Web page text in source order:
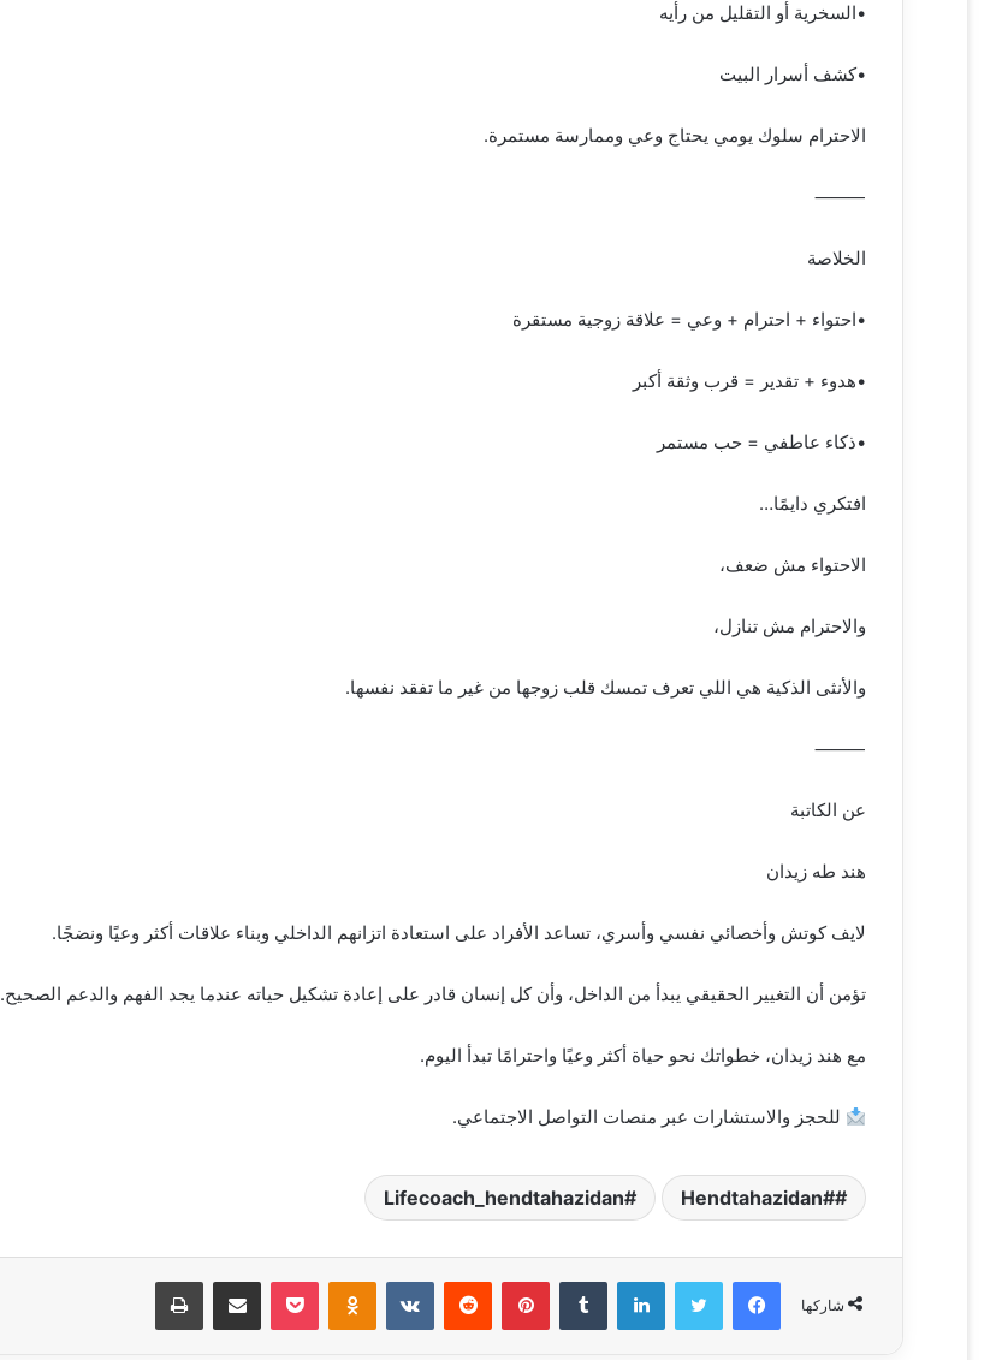
•السخرية أو التقليل من رأيه
•كشف أسرار البيت
الاحترام سلوك يومي يحتاج وعي وممارسة مستمرة.
⸻
الخلاصة
•احتواء + احترام + وعي = علاقة زوجية مستقرة
•هدوء + تقدير = قرب وثقة أكبر
•ذكاء عاطفي = حب مستمر
افتكري دايمًا…
الاحتواء مش ضعف،
والاحترام مش تنازل،
والأنثى الذكية هي اللي تعرف تمسك قلب زوجها من غير ما تفقد نفسها.
⸻
عن الكاتبة
هند طه زيدان
لايف كوتش وأخصائي نفسي وأسري، تساعد الأفراد على استعادة اتزانهم الداخلي وبناء علاقات أكثر وعيًا ونضجًا.
تؤمن أن التغيير الحقيقي يبدأ من الداخل، وأن كل إنسان قادر على إعادة تشكيل حياته عندما يجد الفهم والدعم الصحيح.
مع هند زيدان، خطواتك نحو حياة أكثر وعيًا واحترامًا تبدأ اليوم.
للحجز والاستشارات عبر منصات التواصل الاجتماعي.
#Hendtahazidan
Lifecoach_hendtahazidan
شاركها
فيسبوك تويتر لينكدإن ‏Tumblr بينتيريست ‏Reddit
‏VKontakte
Odnoklassniki بوكيت مشاركة عبر البريد طباعة